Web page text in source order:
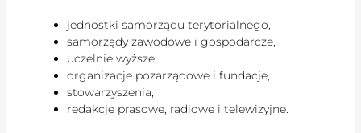
jednostki samorządu terytorialnego,
samorządy zawodowe i gospodarcze,
uczelnie wyższe,
organizacje pozarządowe i fundacje,
stowarzyszenia,
redakcje prasowe, radiowe i telewizyjne.